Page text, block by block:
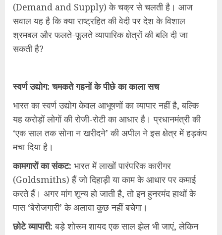
(Demand and Supply) के चक्र से चलती है। आज
सवाल यह है कि क्या राष्ट्रहित की वेदी पर देश के विशाल
श्रमबल और फलते-फूलते व्यापारिक क्षेत्रों की बलि दी जा
सकती है?
स्वर्ण उद्योग: चमकते गहनों के पीछे का काला सच
भारत का स्वर्ण उद्योग केवल आभूषणों का व्यापार नहीं है, बल्कि
यह करोड़ों लोगों की रोजी-रोटी का आधार है। प्रधानमंत्री की
‘एक साल तक सोना न खरीदने’ की अपील ने इस क्षेत्र में हड़कंप
मचा दिया है।
कामगारों का संकट: भारत में लाखों पारंपरिक कारीगर
(Goldsmiths) हैं जो दिहाड़ी या काम के आधार पर कमाई
करते हैं। अगर मांग शून्य हो जाती है, तो इन हुनरमंद हाथों के
पास ‘बेरोजगारी’ के अलावा कुछ नहीं बचेगा।
छोटे व्यापारी: बड़े शोरूम शायद एक साल झेल भी जाएं, लेकिन